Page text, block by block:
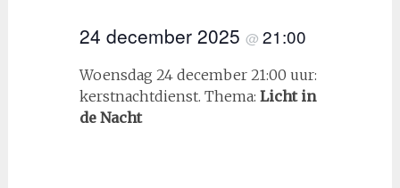
24 december 2025 @ 21:00
Woensdag 24 december 21:00 uur:
kerstnachtdienst. Thema: Licht in
de Nacht